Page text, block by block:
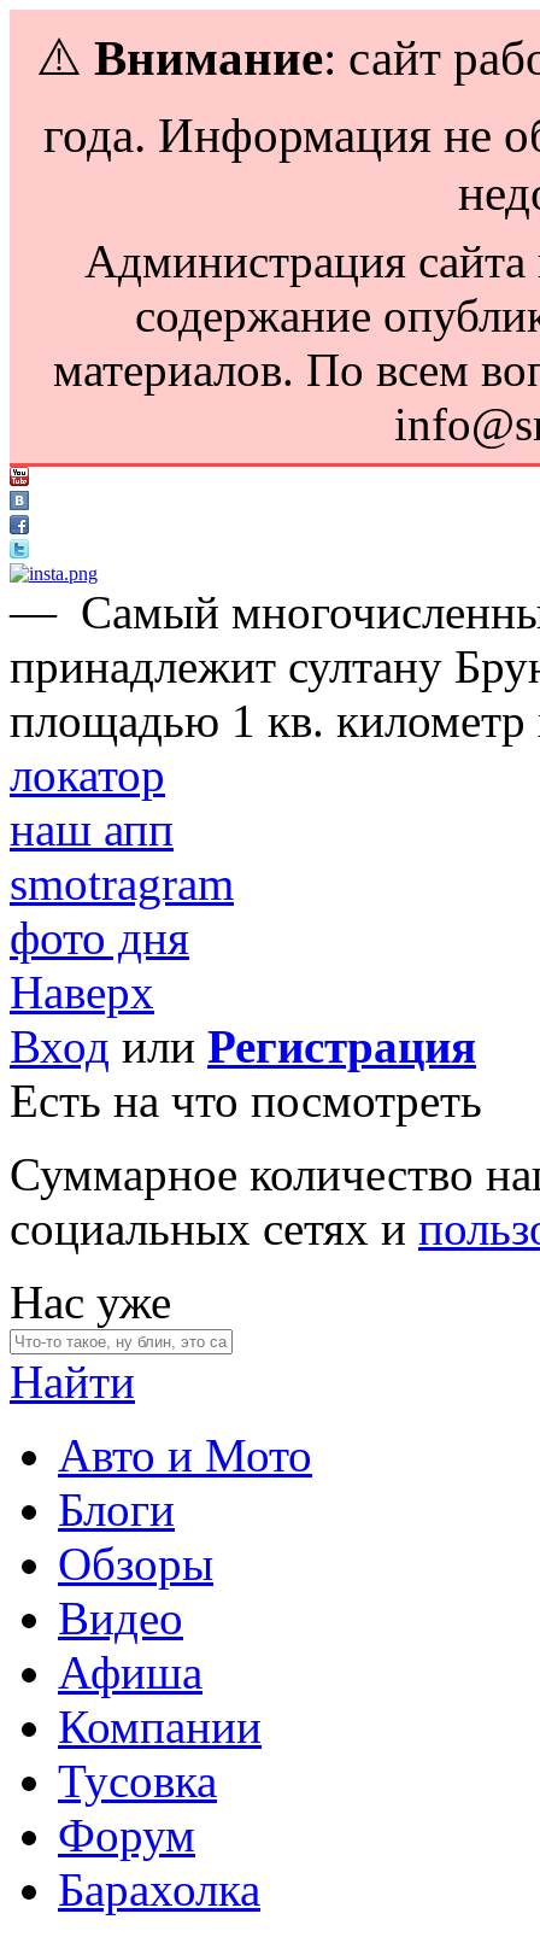
⚠️ Внимание: сайт
года. Информация не
Администрация сайта
содержание
материалов. По всем
— Самый
принадлежит султану
площадью 1 кв. километр
локатор
наш апп
smotragram
фото дня
Наверх
Вход или Регистрация
Есть на что посмотреть
Суммарное количество
социальных сетях и
Нас уже
Найти
Авто и Мото
Блоги
Обзоры
Видео
Афиша
Компании
Тусовка
Форум
Барахолка